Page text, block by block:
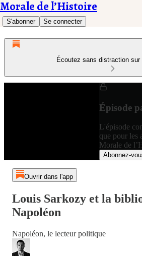
Morale de l’Histoire
S'abonner Se connecter
Écoutez sans distraction
Épisode
L'épisode
que pour les
Morale de
Abonnez-
Ouvrir dans l'app
Louis Sarkozy et la
Napoléon
Napoléon, le lecteur politique